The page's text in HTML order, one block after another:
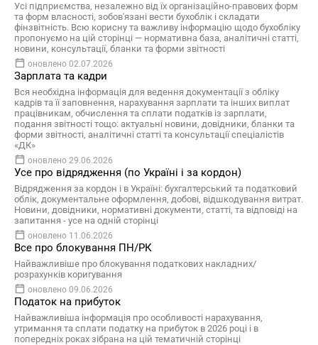
Усі підприємства, незалежно від їх організаційно-правових форм
та форм власності, зобов'язані вести бухоблік і складати
фінзвітність. Всю корисну та важливу інформацію щодо бухобліку
пропонуємо на цій сторінці — нормативна база, аналітичні статті,
новини, консультації, бланки та форми звітності
оновлено 02.07.2026
Зарплата та кадри
Вся необхідна інформація для ведення документації з обліку
кадрів та її заповнення, нарахування зарплати та інших виплат
працівникам, обчислення та сплати податків із зарплати,
подання звітності тощо: актуальні новини, довідники, бланки та
форми звітності, аналітичні статті та консультації спеціалістів
«ДК»
оновлено 29.06.2026
Усе про відрядження (по Україні і за кордон)
Відрядження за кордон і в Україні: бухгалтерський та податковий
облік, документальне оформлення, добові, відшкодування витрат.
Новини, довідники, нормативні документи, статті, та відповіді на
запитання - усе на одній сторінці
оновлено 11.06.2026
Все про блокування ПН/РК
Найважливіше про блокування податкових накладних/
розрахунків коригування
оновлено 09.06.2026
Податок на прибуток
Найважливіша інформація про особливості нарахування,
утримання та сплати податку на прибуток в 2026 році і в
попередніх роках зібрана на цій тематичній сторінці